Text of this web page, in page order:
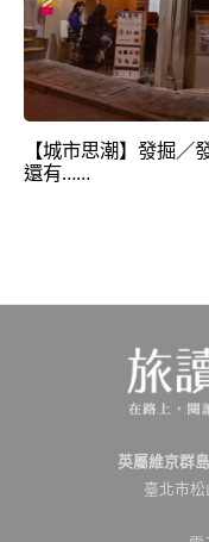
【城市思潮】發掘
還有……
英屬維京群
臺北市